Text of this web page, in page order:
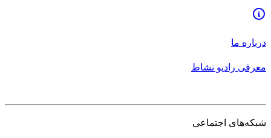
درباره ما
معرفی رادیو نشاط
شبکه‌های اجتماعی